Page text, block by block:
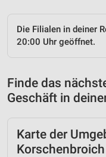
Die Filialen in deiner
20:00 Uhr geöffnet.
Finde das
Geschäft in
Karte der
Korschenbroich